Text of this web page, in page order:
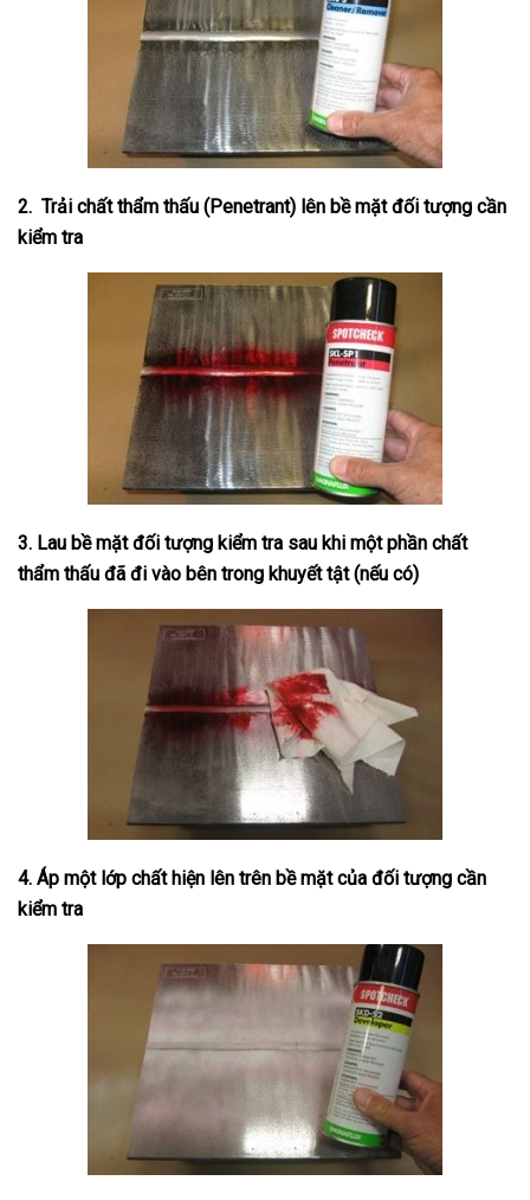
2. Trải chất thẩm thấu (Penetrant) lên bề mặt đối tượng cần
kiểm tra
3. Lau bề mặt đối tượng kiểm tra sau khi một phần chất
thẩm thấu đã đi vào bên trong khuyết tật (nếu có)
4. Áp một lớp chất hiện lên trên bề mặt của đối tượng cần
kiểm tra